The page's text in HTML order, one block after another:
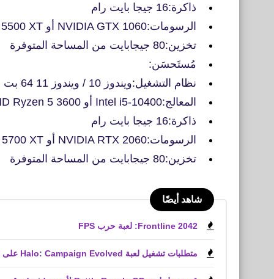
ذاكرة:16 جيجا بايت رام
الرسومات:NVIDIA GTX 1060 أو AMD RX 5500 XT
تخزين:80 جيجابايت من المساحة المتوفرة
مُستَحسَن:
نظام التشغيل:ويندوز 10 / ويندوز 11 64 بت
المعالج:Intel i5-10400 أو AMD Ryzen 5 3600
ذاكرة:16 جيجا بايت رام
الرسومات:NVIDIA RTX 2060 أو AMD RX 5700 XT
تخزين:80 جيجابايت من المساحة المتوفرة
شاهد أيضًا
Frontline 2042: لعبة حرب FPS
متطلبات تشغيل لعبة Halo: Campaign Evolved على الكمبيوتر الشخصي